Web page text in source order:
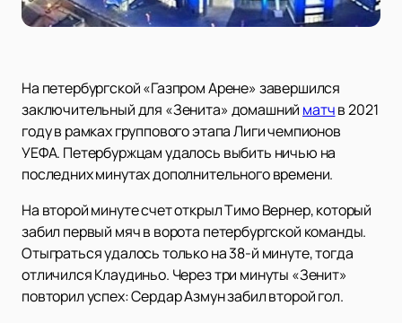
На петербургской «Газпром Арене» завершился
заключительный для «Зенита» домашний матчв 2021
году в рамках группового этапа Лиги чемпионов
УЕФА. Петербуржцам удалось выбить ничью на
последних минутах дополнительного времени.
На второй минуте счет открыл Тимо Вернер, который
забил первый мяч в ворота петербургской команды.
Отыграться удалось только на 38-й минуте, тогда
отличился Клаудиньо. Через три минуты «Зенит»
повторил успех: Сердар Азмун забил второй гол.